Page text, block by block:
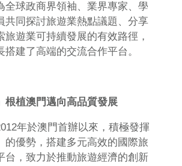
全球政商界領袖、業界專家、學
共同探討旅遊業熱點議題、分享
旅遊業可持續發展的有效路徑，
搭建了高端的交流合作平台。
根植澳門邁向高品質發展
年於澳門首辦以來，積極發揮
的優勢，搭建多元高效的國際旅
台，致力於推動旅遊經濟的創新